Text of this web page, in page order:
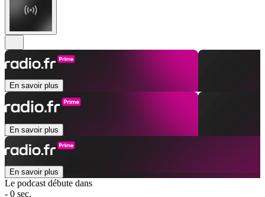
En savoir plus
En savoir plus
En savoir plus
Le podcast débute dans
- 0 sec.